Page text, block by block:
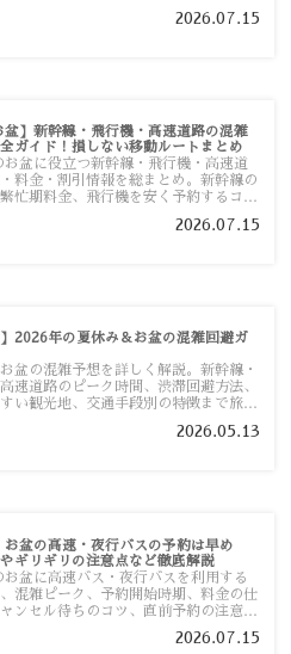
2026.07.15
盆】新幹線・飛行機・高速道路の混雑
ガイド！損しない移動ルートまとめ
お盆に役立つ新幹線・飛行機・高速道
料金・割引情報を総まとめ。新幹線の
忙期料金、飛行機を安く予約するコ
を分かりやすく解説します。2026.07.15
】2026年の夏休み＆お盆の混雑回避ガ
盆の混雑予想を詳しく解説。新幹線・
速道路のピーク時間、渋滞回避方法、
い観光地、交通手段別の特徴まで旅行
2026.05.13
お盆の高速・夜行バスの予約は早め
ギリギリの注意点など徹底解説
お盆に高速バス・夜行バスを利用する
混雑ピーク、予約開始時期、料金の仕
ンセル待ちのコツ、直前予約の注意点
2026.07.15